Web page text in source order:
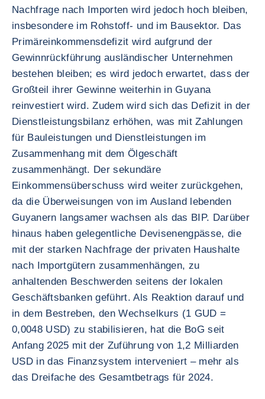
Nachfrage nach Importen wird jedoch hoch bleiben,
insbesondere im Rohstoff- und im Bausektor. Das
Primäreinkommensdefizit wird aufgrund der
Gewinnrückführung ausländischer Unternehmen
bestehen bleiben; es wird jedoch erwartet, dass der
Großteil ihrer Gewinne weiterhin in Guyana
reinvestiert wird. Zudem wird sich das Defizit in der
Dienstleistungsbilanz erhöhen, was mit Zahlungen
für Bauleistungen und Dienstleistungen im
Zusammenhang mit dem Ölgeschäft
zusammenhängt. Der sekundäre
Einkommensüberschuss wird weiter zurückgehen,
da die Überweisungen von im Ausland lebenden
Guyanern langsamer wachsen als das BIP. Darüber
hinaus haben gelegentliche Devisenengpässe, die
mit der starken Nachfrage der privaten Haushalte
nach Importgütern zusammenhängen, zu
anhaltenden Beschwerden seitens der lokalen
Geschäftsbanken geführt. Als Reaktion darauf und
in dem Bestreben, den Wechselkurs (1 GUD =
0,0048 USD) zu stabilisieren, hat die BoG seit
Anfang 2025 mit der Zuführung von 1,2 Milliarden
USD in das Finanzsystem interveniert – mehr als
das Dreifache des Gesamtbetrags für 2024.